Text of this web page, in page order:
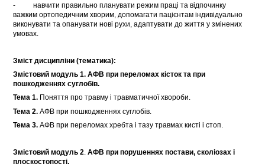
- навчити правильно планувати режим праці та відпочинку
важким ортопедичним хворим, допомагати пацієнтам індивідуально
виконувати та опанувати нові рухи, адаптувати до життя у змінених
умовах.
Зміст дисципліни (тематика):
Змістовий модуль 1. АФВ при переломах кісток та при
пошкодженнях суглобів.
Тема 1. Поняття про травму і травматичної хвороби.
Тема 2. АФВ при пошкодженнях суглобів.
Тема 3. АФВ при переломах хребта і тазу травмах кисті і стоп.
Змістовий модуль 2.АФВ при порушеннях постави, сколіозах і
плоскостопості.